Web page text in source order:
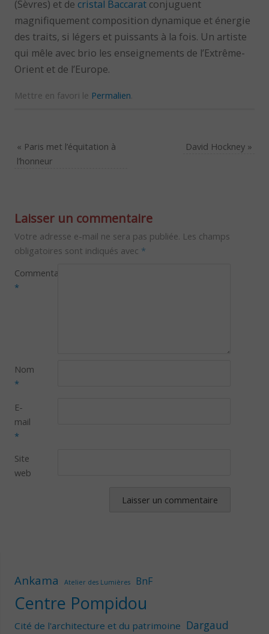
(Sèvres) et de cristal Baccarat conjuguent
magnifiquement composition dynamique et énergie
des traits, si légers et puissants à la fois. Un artiste
qui mêle avec brio les enseignements de l’Extrême-
Orient et de l’Europe.
Mettre en favori le Permalien
« Paris met l’équitation à
l’honneur
David Hockney »
Laisser un commentaire
Votre adresse e-mail ne sera pas publiée. Les champs
obligatoires sont indiqués avec *
Commentaire
*
Nom
*
E-
mail
*
Site
web
Ankama Atelier des Lumières BnF
Centre Pompidou
Cité de l'architecture et du patrimoine Dargaud